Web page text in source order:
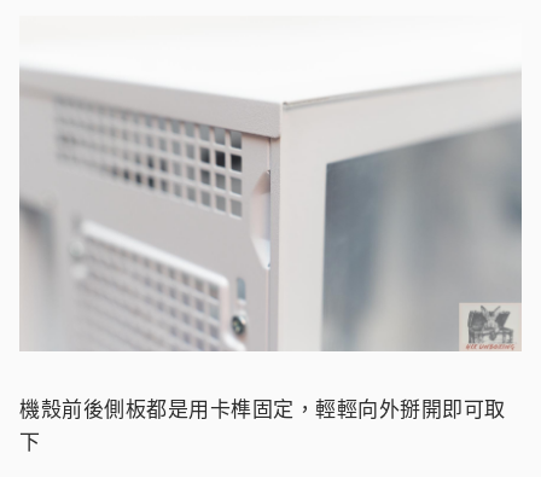
機殼前後側板都是用卡榫固定，輕輕向外掰開即可取
下